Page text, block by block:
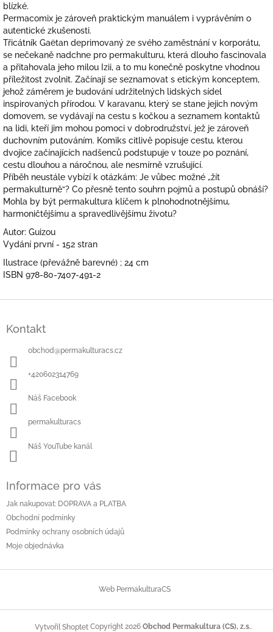
blízké.
Permacomix je zároveň praktickým manuálem i vyprávěním o
autentické zkušenosti.
Třicátník Gaëtan deprimovaný ze svého zaměstnání v korporátu,
se nečekaně nadchne pro permakulturu, která dlouho fascinovala
a přitahovala jeho milou Izii, a to mu konečně poskytne vhodnou
příležitost zvolnit. Začínají se seznamovat s etickým konceptem,
jehož záměrem je budování udržitelných lidských sídel
inspirovaných přírodou. V karavanu, který se stane jejich novým
domovem, se vydávají na cestu s kočkou a seznamem kontaktů
na lidi, kteří jim mohou pomoci v dobrodružství, jež je zároveň
duchovním putováním. Komiks citlivě popisuje cestu, kterou
dvojice začínajících nadšenců podstupuje v touze po poznání,
cestu dlouhou a náročnou, ale nesmírně vzrušující.
Příběh neustále vybízí k otázkám: Je vůbec možné „žít
permakulturně“? Co přesně tento souhrn pojmů a postupů obnáší?
Mohla by být permakultura klíčem k plnohodnotnějšímu,
harmoničtějšímu a spravedlivějšímu životu?
Autor: Guizou
Vydání první - 152 stran
Ilustrace (převážně barevné) ; 24 cm
ISBN 978-80-7407-491-2
Kontakt
obchod@permakulturacs.cz
+420602314769
Náš Facebook
permakulturacs
Náš YouTube kanál
Informace pro vás
Jak nakupovat: DOPRAVA a PLATBA
Obchodní podmínky
Podmínky ochrany osobních údajů
Moje objednávka
Web PermakulturaCS
Vytvořil Shoptet Copyright 2026Obchod Permakultura (CS), z.s..